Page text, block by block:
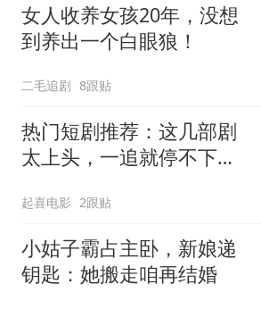
女人收养女孩20年，没想
到养出一个白眼狼！
二毛追剧 8跟贴
热门短剧推荐：这几部剧
太上头，一追就停不下
起喜电影 2跟贴
小姑子霸占主卧，新娘递
钥匙：她搬走咱再结婚